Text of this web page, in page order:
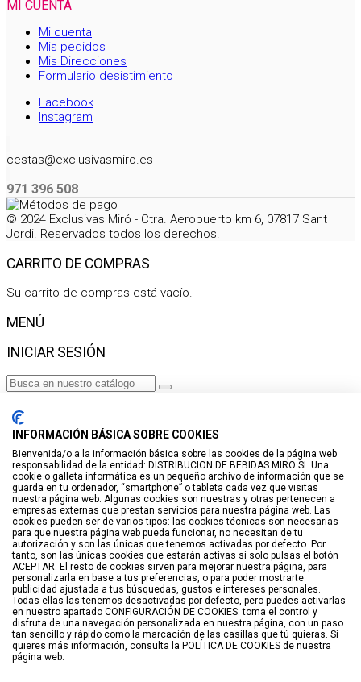
MI CUENTA
Mi cuenta
Mis pedidos
Mis Direcciones
Formulario desistimiento
Facebook
Instagram
cestas@exclusivasmiro.es
971 396 508
© 2024 Exclusivas Miró - Ctra. Aeropuerto km 6, 07817 Sant
Jordi. Reservados todos los derechos.
CARRITO DE COMPRAS
Su carrito de compras está vacío.
MENÚ
INICIAR SESIÓN
No se encontraron productos.
Iniciar sesión
VISTO RECIENTEMENTE
No hay productos
LISTA DE DESEOS
GUARDAR EN LISTA DE DESEOS
Crear
BUSCAR
Haga clic para más productos.
INFORMACIÓN BÁSICA SOBRE COOKIES
Bienvenida/o a la información básica sobre las cookies de la página web
responsabilidad de la entidad: DISTRIBUCION DE BEBIDAS MIRO SL Una
cookie o galleta informática es un pequeño archivo de información que se
guarda en tu ordenador, “smartphone” o tableta cada vez que visitas
nuestra página web. Algunas cookies son nuestras y otras pertenecen a
empresas externas que prestan servicios para nuestra página web. Las
cookies pueden ser de varios tipos: las cookies técnicas son necesarias
para que nuestra página web pueda funcionar, no necesitan de tu
autorización y son las únicas que tenemos activadas por defecto. Por
tanto, son las únicas cookies que estarán activas si solo pulsas el botón
ACEPTAR. El resto de cookies sirven para mejorar nuestra página, para
personalizarla en base a tus preferencias, o para poder mostrarte
publicidad ajustada a tus búsquedas, gustos e intereses personales.
Todas ellas las tenemos desactivadas por defecto, pero puedes activarlas
en nuestro apartado CONFIGURACIÓN DE COOKIES: toma el control y
disfruta de una navegación personalizada en nuestra página, con un paso
tan sencillo y rápido como la marcación de las casillas que tú quieras. Si
quieres más información, consulta la POLÍTICA DE COOKIES de nuestra
página web.